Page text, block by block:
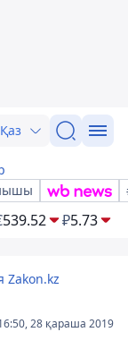
Қаз
539.52 ₽5.73
Zakon.kz
28 қараша 2019